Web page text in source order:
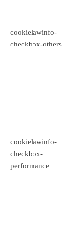
cookielawinfo-
checkbox-others
cookielawinfo-
checkbox-
performance